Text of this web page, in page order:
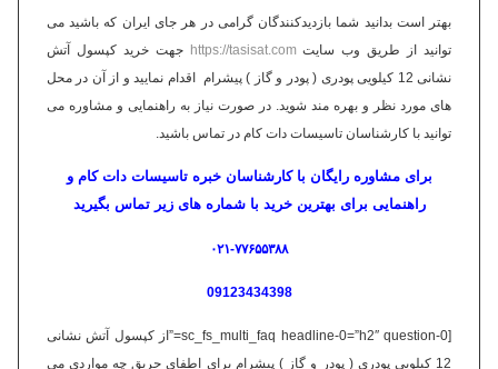
بهتر است بدانید شما بازدیدکنندگان گرامی در هر جای ایران که باشید می
توانید از طریق وب سایت https://tasisat.com جهت خرید کپسول آتش
نشانی 12 کیلویی پودری ( پودر و گاز ) پیشرام اقدام نمایید و از آن در محل
های مورد نظر و بهره مند شوید. در صورت نیاز به راهنمایی و مشاوره می
توانید با کارشناسان تاسیسات دات کام در تماس باشید.
برای مشاوره رایگان با کارشناسان خبرهتاسیسات دات کام و
راهنمایی برای بهترین خرید با شماره های زیر تماس بگیرید
۰۲۱-۷۷۶۵۵۳۸۸
09123434398
[sc_fs_multi_faq headline-0=”h2″ question-0=”از کپسول آتش نشانی
12 کیلویی پودری ( پودر و گاز ) پیشرام برای اطفای حریق چه مواردی می